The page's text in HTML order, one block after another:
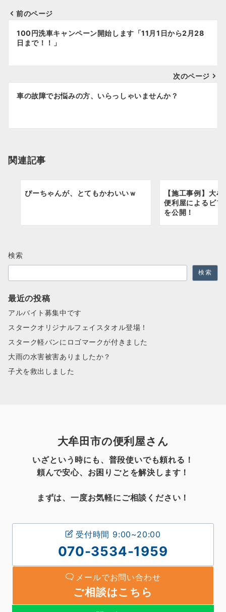
投
稿
ゲ
シ
ン
前のページ
100円洗車キャンペーン開始します「11月1日から2月28
日まで！！」
次のページ
車の故障でお悩みの方、いらっしゃいませんか？
関連記事
ぴーちゃんが、とてもかわいいｗ
【施工事例】大
便利屋によるビ
を公開！
検索
検索
最近の投稿
アルバイト募集中です
スタークオリジナルフェイスタオル登場！
スターク軽バンにロゴマークが付きました
大雨の水害被害ありましたか？
子犬を救出しました
大牟田市の便利屋さん
いざという時にも、普段使いでも頼れる！
頼んで安心、お困りごとを解決します！
まずは、一度お気軽にご相談ください！
受付時間 9:00~20:00
070-3534-1959
メールでお問い合わせ
ご相談はこちら